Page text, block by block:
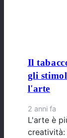
Il
gli
l'arte
2 anni fa
L'arte è
creatività: